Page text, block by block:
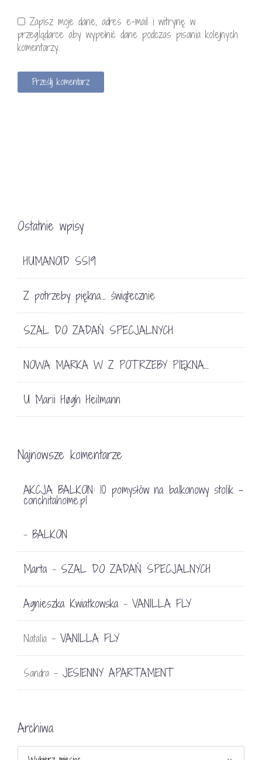
Zapisz moje dane, adres e-mail i witrynę w
przeglądarce aby wypełnić dane podczas pisania kolejnych
komentarzy.
Ostatnie wpisy
HUMANOID SS19
Z potrzeby piękna… świątecznie
SZAL DO ZADAŃ SPECJALNYCH
NOWA MARKA W Z POTRZEBY PIĘKNA…
U Marii Høgh Heilmann
Najnowsze komentarze
AKCJA BALKON: 10 pomysłów na balkonowy stolik -
conchitahome.pl
- BALKON
Marta - SZAL DO ZADAŃ SPECJALNYCH
Agnieszka Kwiatkowska - VANILLA FLY
Natalia - VANILLA FLY
Sandra - JESIENNY APARTAMENT
Archiwa